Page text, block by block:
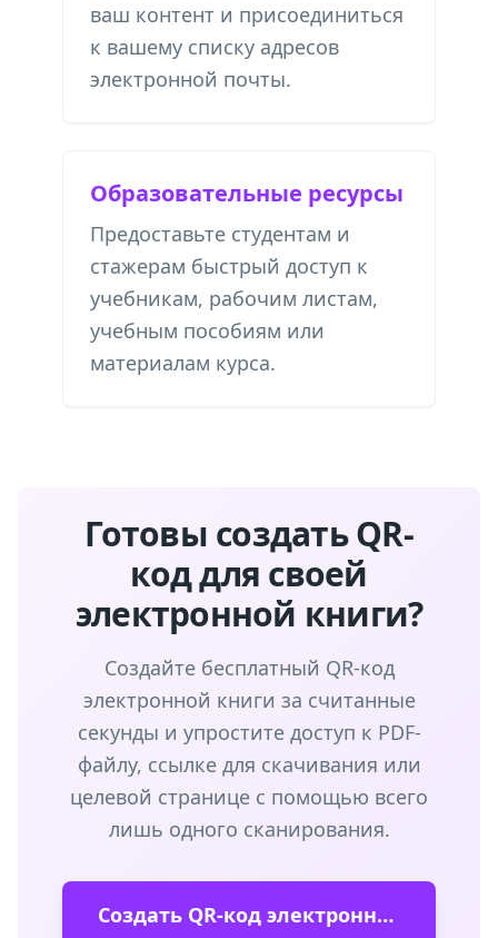
ваш контент и присоединиться
к вашему списку адресов
электронной почты.
Образовательные ресурсы
Предоставьте студентам и
стажерам быстрый доступ к
учебникам, рабочим листам,
учебным пособиям или
материалам курса.
Готовы создать QR-
код для своей
электронной книги?
Создайте бесплатный QR-код
электронной книги за считанные
секунды и упростите доступ к PDF-
файлу, ссылке для скачивания или
целевой странице с помощью всего
лишь одного сканирования.
Создать QR-код электронной книги